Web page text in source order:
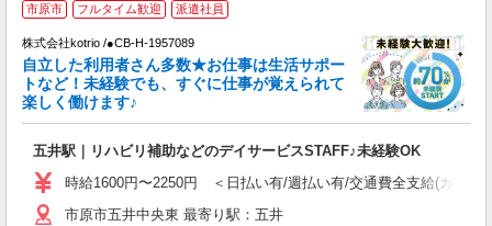
市原市 フルタイム歓迎 派遣社員
株式会社kotrio /●CB-H-1957089
自立した利用者さん多数★お仕事は生活サポー
トなど！未経験でも、すぐに仕事が覚えられて
楽しく働けます♪
五井駅｜リハビリ補助などのデイサービスSTAFF♪未経験OK
時給1600円〜2250円 ＜日払い有/週払い有/交通費全支給(ガソリ
市原市五井中央東 最寄り駅：五井